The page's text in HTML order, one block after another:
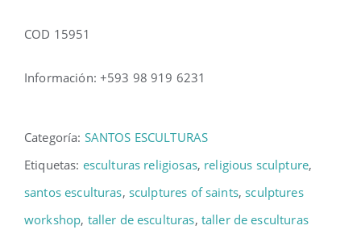
COD 15951
Información: +593 98 919 6231
Categoría: SANTOS ESCULTURAS
Etiquetas: esculturas religiosas, religious sculpture,
santos esculturas, sculptures of saints,sculptures
workshop, taller de esculturas, taller de esculturas